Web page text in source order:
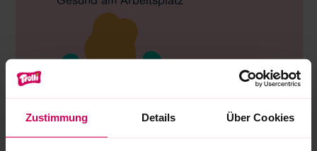
Zustimmung Details Über Cookies